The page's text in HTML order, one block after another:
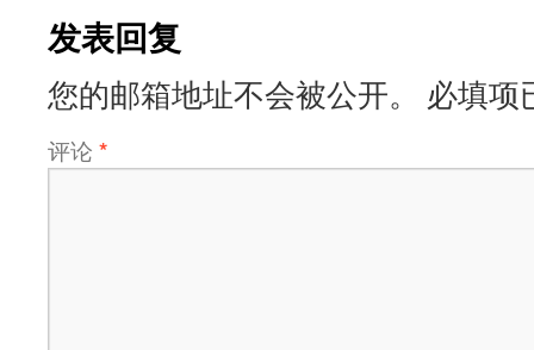
发表回复
您的邮箱地址不会被公开。 必填项
评论 *